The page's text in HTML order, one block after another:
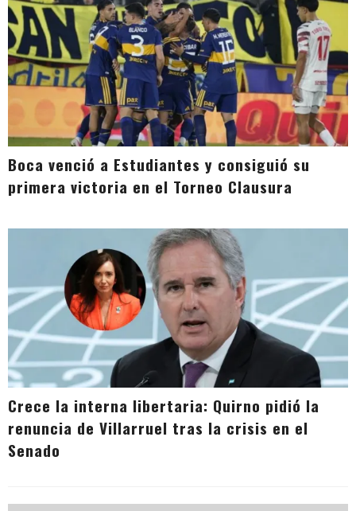
Boca venció a Estudiantes y consiguió su
primera victoria en el Torneo Clausura
Crece la interna libertaria: Quirno pidió la
renuncia de Villarruel tras la crisis en el
Senado